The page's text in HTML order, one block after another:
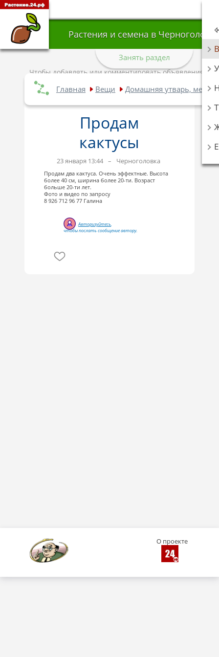
Главная Вещи Домашняя утварь, мебель
Растения и семена в Черноголовке
Занять раздел
Чтобы добавлять или комментировать объявления,
авторизуйтесь
Продам
кактусы
23 января 13:44 – Черноголовка
Продам два кактуса. Очень эффектные. Высота
более 40 см, ширина более 20-ти. Возраст
больше 20-ти лет.
Фото и видео по запросу
8 926 712 96 77 Галина
Авторизуйтесь,
чтобы послать сообщение автору.
О проекте